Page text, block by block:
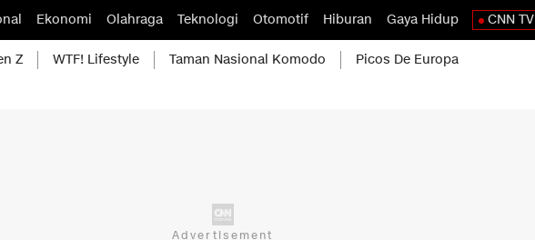
Ekonomi Olahraga Teknologi Otomotif Hiburan Gaya Hidup CNN TV
Z WTF! Lifestyle Taman Nasional Komodo Picos De Europa